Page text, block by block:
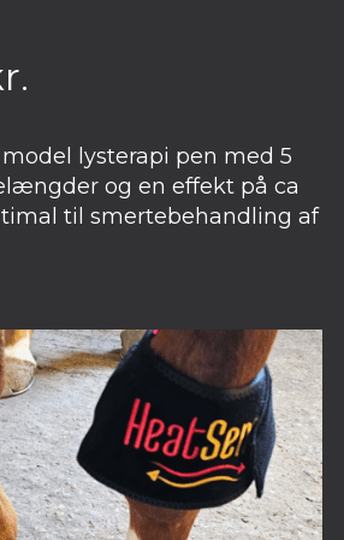
lysterapi pen med 5
og en effekt på ca
til smertebehandling af